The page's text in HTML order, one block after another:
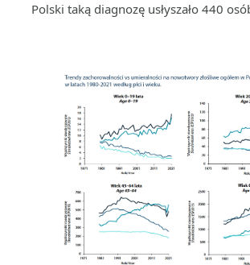
Polski taką diagnozę usłyszało 440